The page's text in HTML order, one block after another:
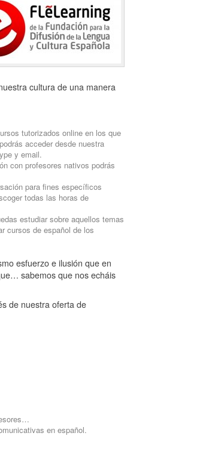
cultura de una manera
tutorizados online en los que
acceder desde nuestra
y email.
con profesores nativos podrás
para fines específicos
todas las horas de
estudiar sobre aquellos temas
cursos de español de los
esfuerzo e ilusión que en
sabemos que nos echáis
de nuestra oferta de
en español.